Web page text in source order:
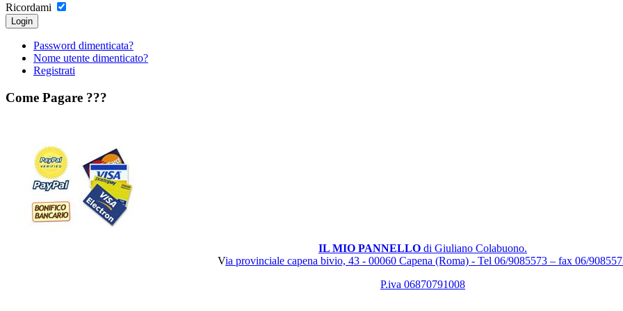
Ricordami
Login
Password dimenticata?
Nome utente dimenticato?
Registrati
Come Pagare ???
IL MIO PANNELLO di Giuliano Colabuono.
Via provinciale capena bivio, 43 - 00060 Capena (Roma) - Tel 06/9085573 – fax 06/
P.iva 06870791008